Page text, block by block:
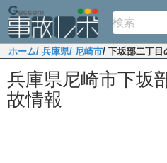
ホーム/ 兵庫県/ 尼崎市/ 下坂部二丁目
兵庫県尼崎市下坂
故情報